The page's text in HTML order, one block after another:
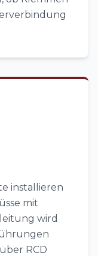
installieren
mit
wird
RCD